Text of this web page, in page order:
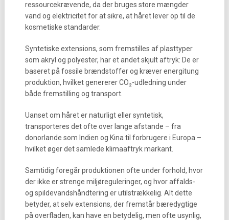
ressourcekrævende, da der bruges store mængder
vand og elektricitet for at sikre, at håret lever op til de
kosmetiske standarder.
Syntetiske extensions, som fremstilles af plasttyper
som akryl og polyester, har et andet skjult aftryk: De er
baseret på fossile brændstoffer og kræver energitung
produktion, hvilket genererer CO₂-udledning under
både fremstilling og transport.
Uanset om håret er naturligt eller syntetisk,
transporteres det ofte over lange afstande – fra
donorlande som Indien og Kina til forbrugere i Europa –
hvilket øger det samlede klimaaftryk markant.
Samtidig foregår produktionen ofte under forhold, hvor
der ikke er strenge miljøreguleringer, og hvor affalds-
og spildevandshåndtering er utilstrækkelig. Alt dette
betyder, at selv extensions, der fremstår bæredygtige
på overfladen, kan have en betydelig, men ofte usynlig,